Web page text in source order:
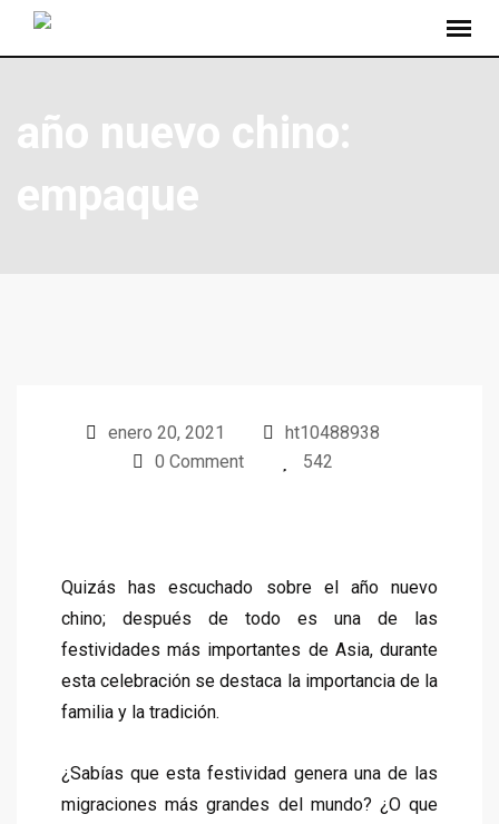
año nuevo chino:
empaque
enero 20, 2021
ht10488938
0 Comment
542
Quizás has escuchado sobre el año nuevo
chino; después de todo es una de las
festividades más importantes de Asia, durante
esta celebración se destaca la importancia de la
familia y la tradición.
¿Sabías que esta festividad genera una de las
migraciones más grandes del mundo? ¿O que